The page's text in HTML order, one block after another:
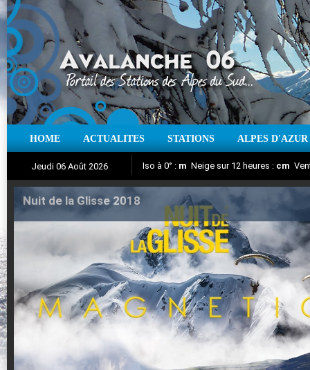
HOME ACTUALITES STATIONS ALPES D'AZUR
Jeudi 06 Août 2026
Aujourd'hui : T° Min : °C T° Max :°C
Iso à 0° : m Neige sur 12 heures : cm
Suivez en direct l'actualité des stations
Nuit de la Glisse 2018